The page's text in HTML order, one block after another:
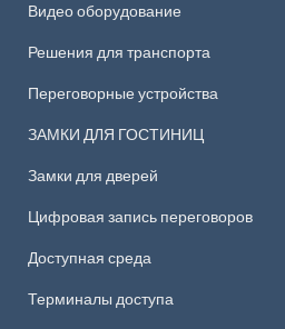
Видео оборудование
Решения для транспорта
Переговорные устройства
ЗАМКИ ДЛЯ ГОСТИНИЦ
Замки для дверей
Цифровая запись переговоров
Доступная среда
Терминалы доступа